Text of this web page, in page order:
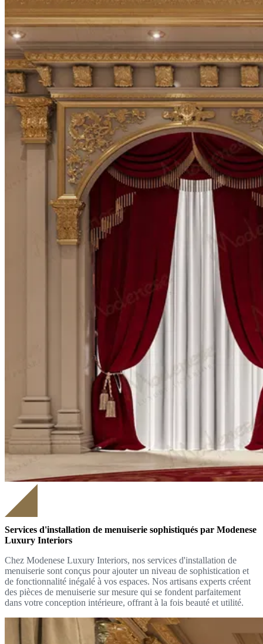
Services d'installation de menuiserie sophistiqués par Modenese
Luxury Interiors
Chez Modenese Luxury Interiors, nos services d'installation de
menuiserie sont conçus pour ajouter un niveau de sophistication et
de fonctionnalité inégalé à vos espaces. Nos artisans experts créent
des pièces de menuiserie sur mesure qui se fondent parfaitement
dans votre conception intérieure, offrant à la fois beauté et utilité.